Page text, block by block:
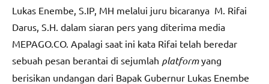
Lukas Enembe, S.IP, MH melalui juru bicaranya M. Rifai
Darus, S.H. dalam siaran pers yang diterima media
MEPAGO.CO. Apalagi saat ini kata Rifai telah beredar
sebuah pesan berantai di sejumlah platformyang
berisikan undangan dari Bapak Gubernur Lukas Enembe